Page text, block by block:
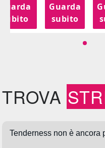
subito
Guarda
subito
TROVA